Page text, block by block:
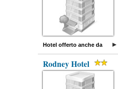
Hotel offerto anche da
Rodney Hotel